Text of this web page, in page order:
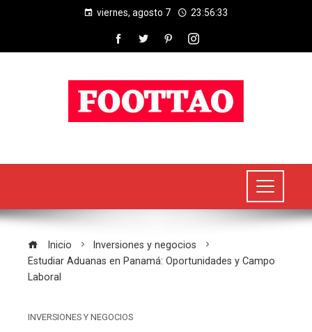
viernes, agosto 7 23:56:34
Inicio
Inversiones y negocios
Estudiar Aduanas en Panamá: Oportunidades y Campo
Laboral
INVERSIONES Y NEGOCIOS